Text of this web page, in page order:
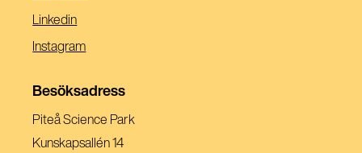
Linkedin(Öppnas
Nytt
Instagram(Öppnas
Ett
Besöksadress
Piteå Science Park
Kunskapsallén 14